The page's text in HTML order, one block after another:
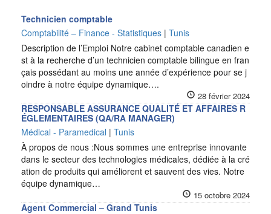
Technicien comptable
Comptabilité – Finance - Statistiques | Tunis
Description de l’Emploi Notre cabinet comptable canadien e
st à la recherche d’un technicien comptable bilingue en fran
çais possédant au moins une année d’expérience pour se j
oindre à notre équipe dynamique….
28 février 2024
RESPONSABLE ASSURANCE QUALITÉ ET AFFAIRES R
ÉGLEMENTAIRES (QA/RA MANAGER)
Médical - Paramedical | Tunis
À propos de nous :Nous sommes une entreprise innovante
dans le secteur des technologies médicales, dédiée à la cré
ation de produits qui améliorent et sauvent des vies. Notre
équipe dynamique…
15 octobre 2024
Agent Commercial – Grand Tunis